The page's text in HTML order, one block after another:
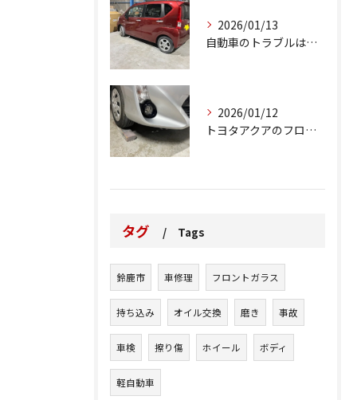
2026/01/13
自動車のトラブルは、日常生活において避けられない出来事の一つ...
2026/01/12
トヨタアクアのフロントバンパーの右下側を縁石にぶつけてできた...
タグ Tags
鈴鹿市 車修理 フロントガラス
持ち込み オイル交換 磨き 事故
車検 擦り傷 ホイール ボディ
軽自動車